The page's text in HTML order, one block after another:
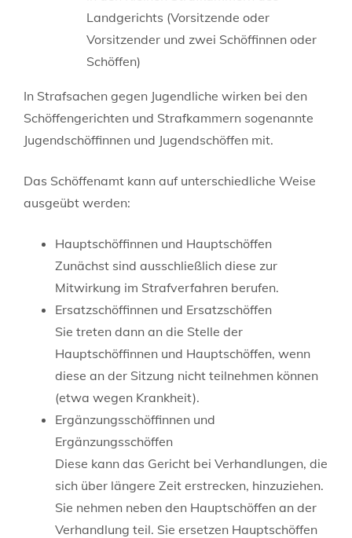
Landgerichts (Vorsitzende oder
Vorsitzender und zwei Schöffinnen oder
Schöffen)
In Strafsachen gegen Jugendliche wirken bei den
Schöffengerichten und Strafkammern sogenannte
Jugendschöffinnen und Jugendschöffen mit.
Das Schöffenamt kann auf unterschiedliche Weise
ausgeübt werden:
Hauptschöffinnen und Hauptschöffen
Zunächst sind ausschließlich diese zur
Mitwirkung im Strafverfahren berufen.
Ersatzschöffinnen und Ersatzschöffen
Sie treten dann an die Stelle der
Hauptschöffinnen und Hauptschöffen, wenn
diese an der Sitzung nicht teilnehmen können
(etwa wegen Krankheit).
Ergänzungsschöffinnen und
Ergänzungsschöffen
Diese kann das Gericht bei Verhandlungen, die
sich über längere Zeit erstrecken, hinzuziehen.
Sie nehmen neben den Hauptschöffen an der
Verhandlung teil. Sie ersetzen Hauptschöffen